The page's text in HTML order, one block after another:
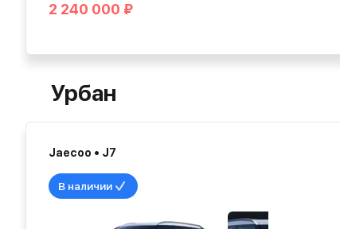
2 240 000 ₽
Урбан
Jaecoo • J7
В наличии